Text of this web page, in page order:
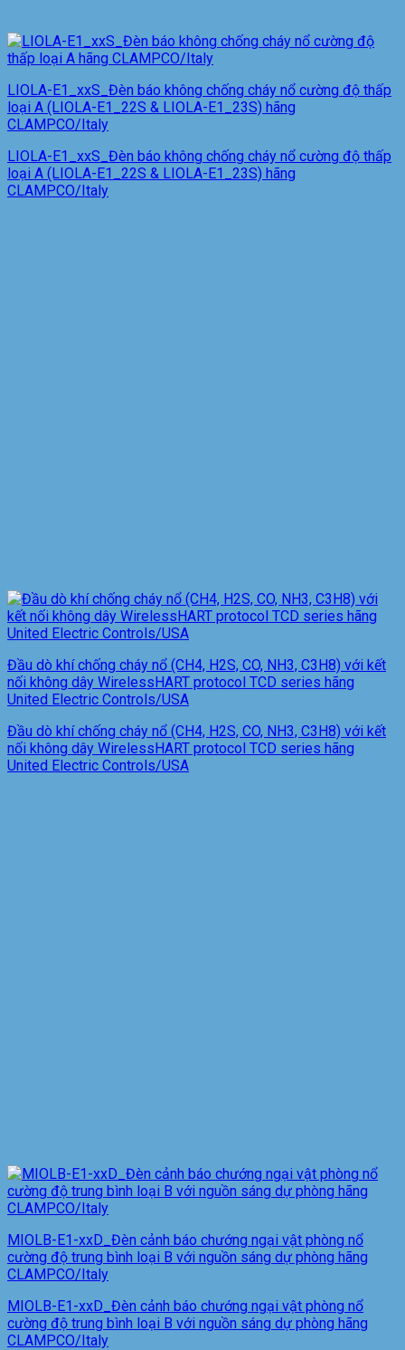
LIOLA-E1_xxS_Đèn báo không chống cháy nổ cường độ thấp
loại A (LIOLA-E1_22S & LIOLA-E1_23S) hãng
CLAMPCO/Italy
LIOLA-E1_xxS_Đèn báo không chống cháy nổ cường độ thấp
loại A (LIOLA-E1_22S & LIOLA-E1_23S) hãng
CLAMPCO/Italy
Đầu dò khí chống cháy nổ (CH4, H2S, CO, NH3, C3H8) với kết
nối không dây WirelessHART protocol TCD series hãng
United Electric Controls/USA
Đầu dò khí chống cháy nổ (CH4, H2S, CO, NH3, C3H8) với kết
nối không dây WirelessHART protocol TCD series hãng
United Electric Controls/USA
MIOLB-E1-xxD_Đèn cảnh báo chướng ngại vật phòng nổ
cường độ trung bình loại B với nguồn sáng dự phòng hãng
CLAMPCO/Italy
MIOLB-E1-xxD_Đèn cảnh báo chướng ngại vật phòng nổ
cường độ trung bình loại B với nguồn sáng dự phòng hãng
CLAMPCO/Italy